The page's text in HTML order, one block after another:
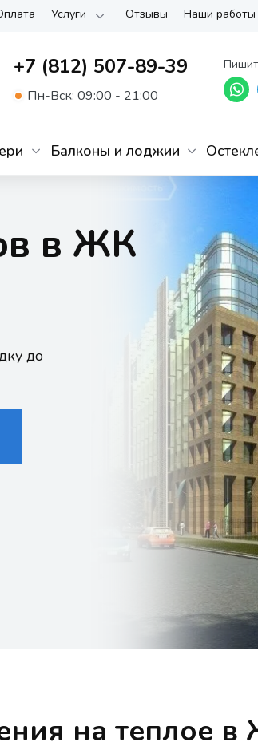
+7 (812) 507-89-39
Пн-Вск: 09:00 - 21:00
Балконы и лоджии
Услуги Отзывы Наши работы
в ЖК
до
на теплое